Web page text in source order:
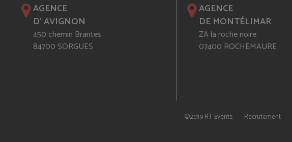
AGENCE
D' AVIGNON
450 chemin Brantes
84700 SORGUES
AGENCE
DE MONTÉLIMAR
ZA la roche noire
07400 ROCHEMAURE
©2019 RT-Events - Recrutement -